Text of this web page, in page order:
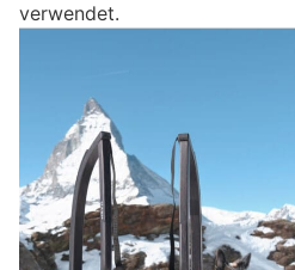
verwendet.